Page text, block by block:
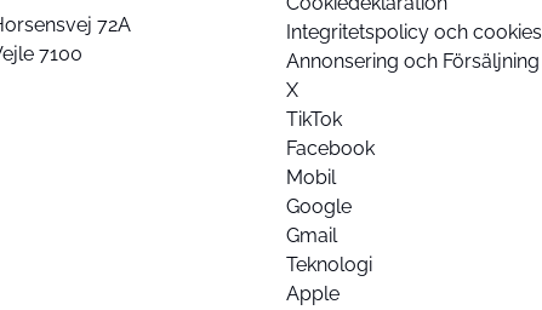
72A
7100
Integritetspolicy och cookies
Annonsering och Försäljning
X
TikTok
Facebook
Mobil
Google
Gmail
Teknologi
Apple